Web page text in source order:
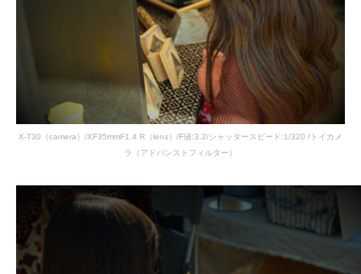
X-T30（camera）/XF35mmF1.4 R（lens）/F値:3.2/シャッタースピード:1/320 /トイカメ
ラ（アドバンストフィルター）